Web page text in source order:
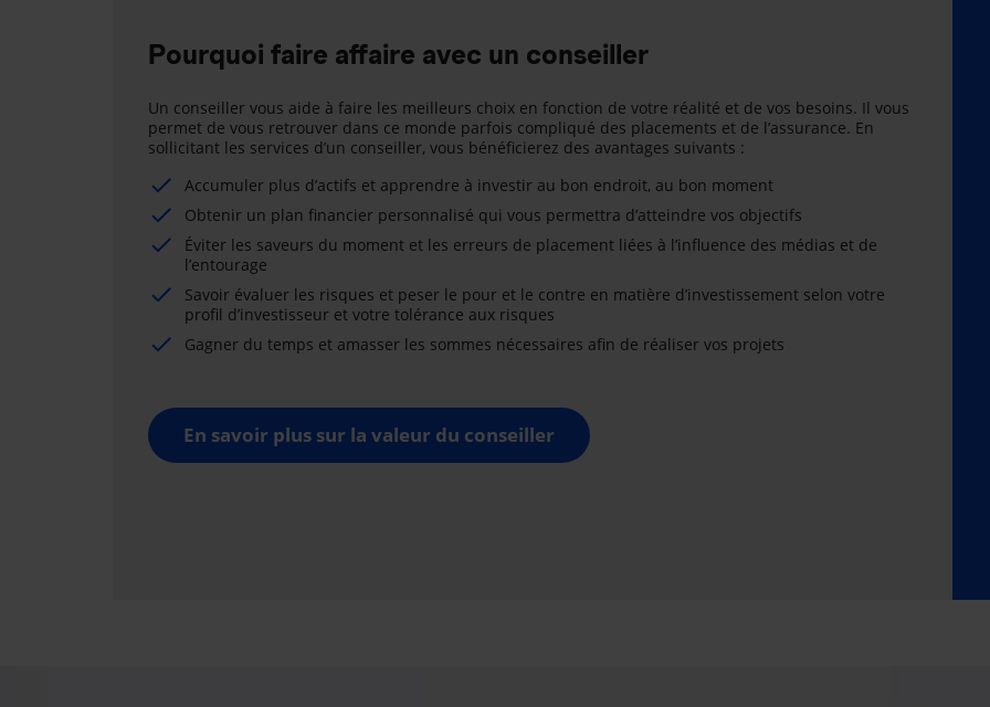
Pourquoi faire affaire avec un conseiller
Un conseiller vous aide à faire les meilleurs choix en fonction de votre réalité et de vos besoins. Il vous
permet de vous retrouver dans ce monde parfois compliqué des placements et de l’assurance. En
sollicitant les services d’un conseiller, vous bénéficierez des avantages suivants :
Accumuler plus d’actifs et apprendre à investir au bon endroit, au bon moment
Obtenir un plan financier personnalisé qui vous permettra d’atteindre vos objectifs
Éviter les saveurs du moment et les erreurs de placement liées à l’influence des médias et de
l’entourage
Savoir évaluer les risques et peser le pour et le contre en matière d’investissement selon votre
profil d’investisseur et votre tolérance aux risques
Gagner du temps et amasser les sommes nécessaires afin de réaliser vos projets
En savoir plus sur la valeur du conseiller